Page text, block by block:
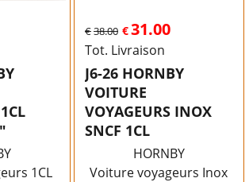
1CL
€38.00 €31.00
Tot. Livraison
J6-26 HORNBY
VOITURE
VOYAGEURS INOX
SNCF 1CL
HORNBY
Voiture voyageurs Inox